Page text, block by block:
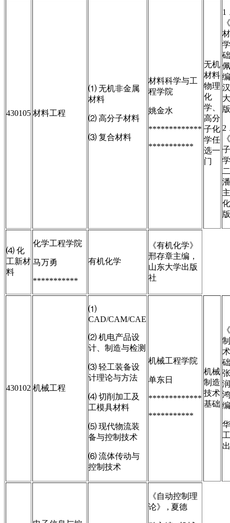
430105 材料工程
⑴ 无机非金属
材料
⑵ 高分子材料
⑶ 复合材料
材料科学与工
程学院
姚金水
*************
***********
无机
材料
物理
化
学、
高分
子化
学任
选一
门
1
2
⑷ 化
工新材
料
化学工程学院
马万勇
***********
有机化学
《有机化学》
邢存章主编，
山东大学出版
社
430102 机械工程
⑴
CAD/CAM/CAE
⑵ 机电产品设
计、制造与检测
⑶ 轻工装备设
计理论与方法
⑷ 切削加工及
工模具材料
⑸ 现代物流装
备与控制技术
⑹ 流体传动与
控制技术
机械工程学院
单东日
*************
***********
机械
制造
技术
基础
《自动控制理
论》 , 夏德